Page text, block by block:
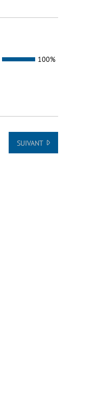
100%
SUIVANT